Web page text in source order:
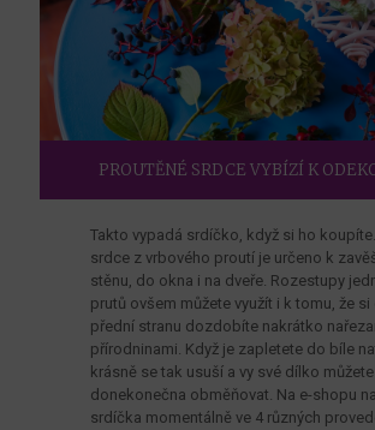
PROUTĚNÉ SRDCE VYBÍZÍ K
Takto vypadá srdíčko, když si ho
srdce z vrbového proutí je určeno k
stěnu, do okna i na dveře. Rozestupy
prutů ovšem můžete využít i k tomu, že si
přední stranu dozdobíte nakrátko
přírodninami. Když je zapletete do bíle
krásně se tak usuší a vy své dílko můžete
donekonečna obměňovat. Na e-shopu
srdíčka momentálně ve 4 různých